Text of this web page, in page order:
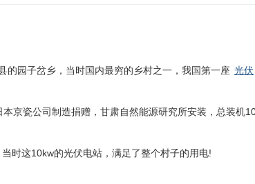
的园子岔乡，当时国内最穷的乡村之一，我国第一座 光伏
京瓷公司制造捐赠，甘肃自然能源研究所安装，总装机
时这10kw的光伏电站，满足了整个村子的用电!